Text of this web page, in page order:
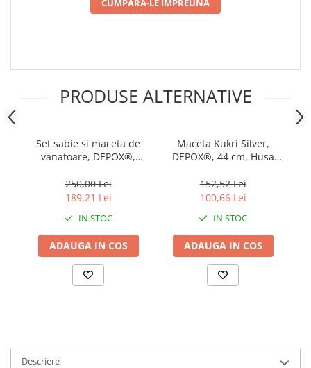
Cantare electronice comerciale
Casti audio telefoane
INSTRUMENTE MUZICALE
Chitare clasice
Viori
PRODUSE ALTERNATIVE
Set sabie si maceta de
vanatoare, DEPOX®,
inclusa
250,00 Lei
189,21 Lei
IN STOC
ADAUGA IN COS
Maceta Kukri Silver,
DEPOX®, 44 cm, Husa
152,52 Lei
100,66 Lei
IN STOC
ADAUGA IN COS
Descriere